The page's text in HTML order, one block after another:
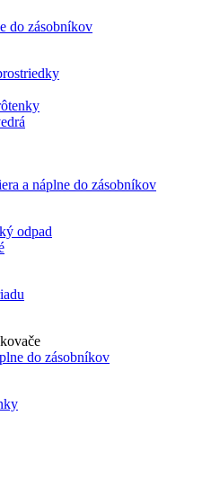
do zásobníkov
a náplne do zásobníkov
odpad
do zásobníkov